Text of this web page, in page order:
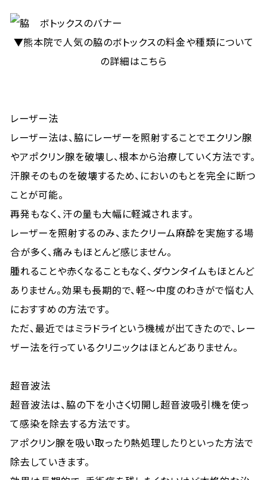
▼熊本院で人気の脇のボトックスの料金や種類について
の詳細はこちら
レーザー法
レーザー法は、脇にレーザーを照射することでエクリン腺
やアポクリン腺を破壊し、根本から治療していく方法です。
汗腺そのものを破壊するため、においのもとを完全に断つ
ことが可能。
再発もなく、汗の量も大幅に軽減されます。
レーザーを照射するのみ、またクリーム麻酔を実施する場
合が多く、痛みもほとんど感じません。
腫れることや赤くなることもなく、ダウンタイムもほとんど
ありません。効果も長期的で、軽〜中度のわきがで悩む人
におすすめの方法です。
ただ、最近ではミラドライという機械が出てきたので、レー
ザー法を行っているクリニックはほとんどありません。
超音波法
超音波法は、脇の下を小さく切開し超音波吸引機を使っ
て感染を除去する方法です。
アポクリン腺を吸い取ったり熱処理したりといった方法で
除去していきます。